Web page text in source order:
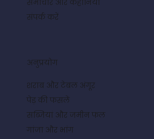
समाचार और कहानियां
संपर्क करें
अनुप्रयोग
शराब और टेबल अंगूर
पेड़ की फसलें
सब्जियां और जमीन फल
गांजा और भांग